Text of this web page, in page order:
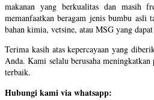
makanan yang berkualitas dan masih
memanfaatkan beragam jenis bumbu asli
bahan kimia, vetsine, atau MSG yang
Terima kasih atas kepercayaan yang
Anda. Kami selalu berusaha
terbaik.
Hubungi kami via whatsapp: